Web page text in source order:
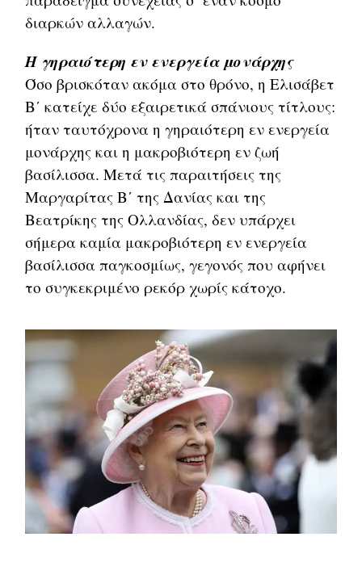
διαρκών αλλαγών.
Η γηραιότερη εν ενεργεία μονάρχης
Όσο βρισκόταν ακόμα στο θρόνο, η Ελισάβετ
Β΄ κατείχε δύο εξαιρετικά σπάνιους τίτλους:
ήταν ταυτόχρονα η γηραιότερη εν ενεργεία
μονάρχης και η μακροβιότερη εν ζωή
βασίλισσα. Μετά τις παραιτήσεις της
Μαργαρίτας Β΄ της Δανίας και της
Βεατρίκης της Ολλανδίας, δεν υπάρχει
σήμερα καμία μακροβιότερη εν ενεργεία
βασίλισσα παγκοσμίως, γεγονός που αφήνει
το συγκεκριμένο ρεκόρ χωρίς κάτοχο.